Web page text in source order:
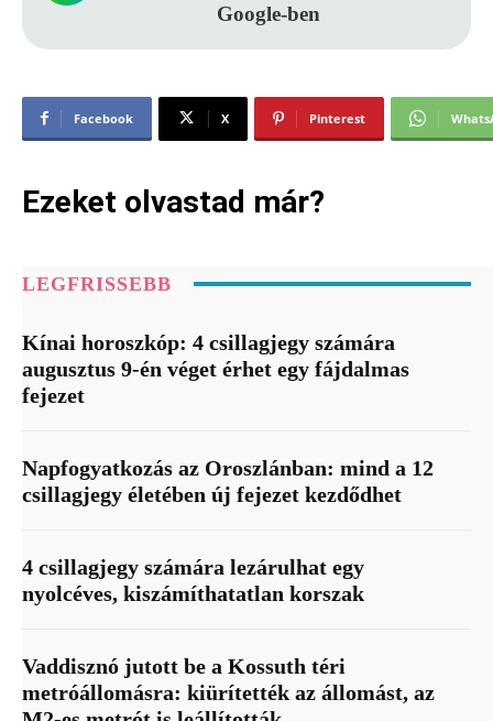
Google-ben
Facebook X Pinterest
Ezeket olvastad már?
LEGFRISSEBB
Kínai horoszkóp: 4 csillagjegy számára
augusztus 9-én véget érhet egy fájdalmas
fejezet
Napfogyatkozás az Oroszlánban: mind a 12
csillagjegy életében új fejezet kezdődhet
4 csillagjegy számára lezárulhat egy
nyolcéves, kiszámíthatatlan korszak
Vaddisznó jutott be a Kossuth téri
metróállomásra: kiürítették az állomást, az